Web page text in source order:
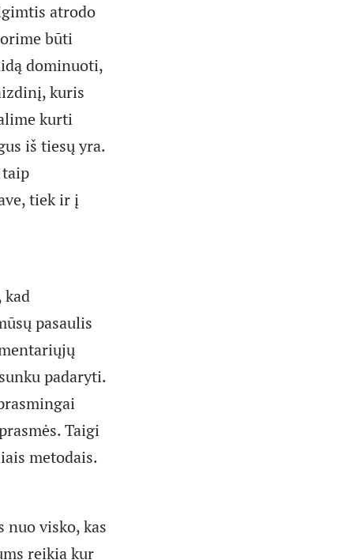
atrodo
būti
dominuoti,
kuris
kurti
iš tiesų yra.
tiek ir į
pasaulis
padaryti.
Taigi
metodais.
nuo visko, kas
reikia kur